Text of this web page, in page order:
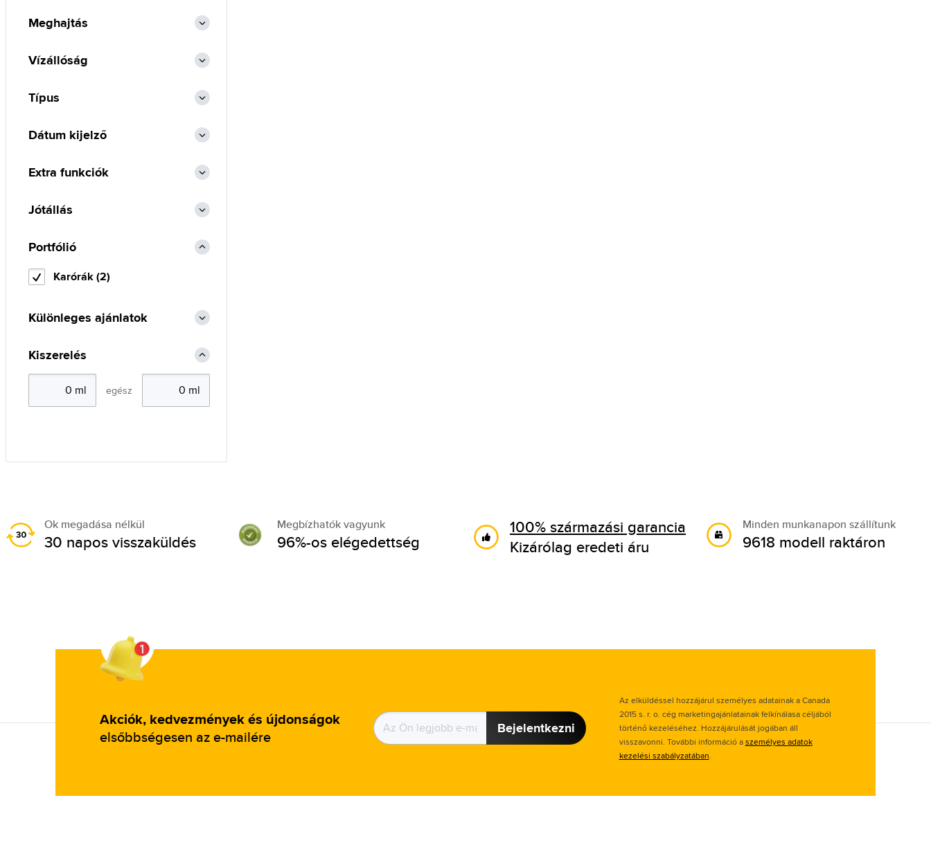
Meghajtás
Vízállóság
Típus
Dátum kijelző
Extra funkciók
Jótállás
Portfólió
Karórák (2)
Különleges ajánlatok
Kiszerelés
egész
Ok megadása nélkül
30 napos visszaküldés
Megbízhatók vagyunk
96%-os elégedettség
100% származási garancia
Kizárólag eredeti áru
Minden munkanapon szállítunk
9618 modell raktáron
Akciók, kedvezmények és újdonságok
elsőbbségesen az e-mailére Bejelentkezni
Az elküldéssel hozzájárul személyes adatainak a Canada
2015 s. r. o. cég marketingajánlatainak felkínálasa céljából
történő kezeléséhez. Hozzájárulását jogában áll
visszavonni. További információ aszemélyes adatok
kezelési szabályzatában.